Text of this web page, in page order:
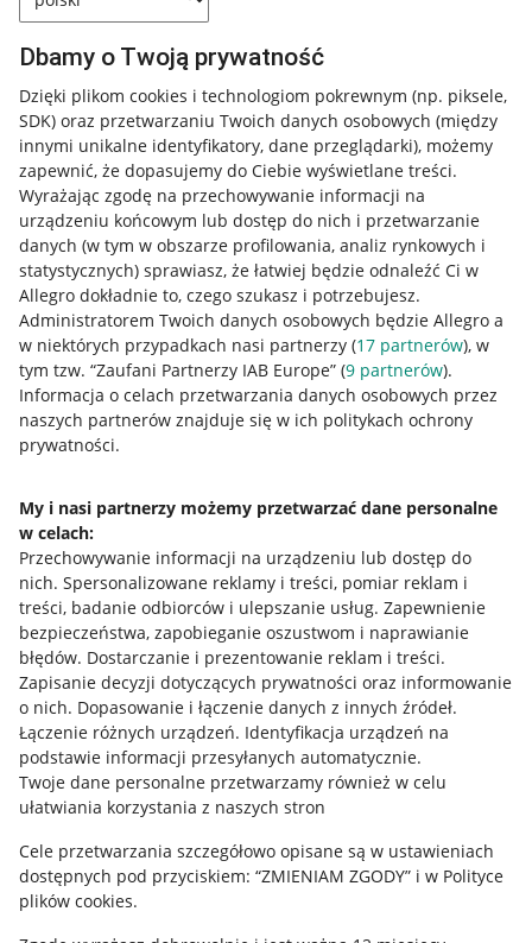
Dbamy o Twoją prywatność
Dzięki plikom cookies i technologiom pokrewnym (np. piksele,
SDK) oraz przetwarzaniu Twoich danych osobowych (między
innymi unikalne identyfikatory, dane przeglądarki), możemy
zapewnić, że dopasujemy do Ciebie wyświetlane treści.
Wyrażając zgodę na przechowywanie informacji na
urządzeniu końcowym lub dostęp do nich i przetwarzanie
danych (w tym w obszarze profilowania, analiz rynkowych i
statystycznych) sprawiasz, że łatwiej będzie odnaleźć Ci w
Allegro dokładnie to, czego szukasz i potrzebujesz.
Administratorem Twoich danych osobowych będzie Allegro a
w niektórych przypadkach nasi partnerzy (17 partnerów), w
tym tzw. “Zaufani Partnerzy IAB Europe” (9 partnerów).
Informacja o celach przetwarzania danych osobowych przez
naszych partnerów znajduje się w ich politykach ochrony
prywatności.
My i nasi partnerzy możemy przetwarzać dane personalne
w celach:
Przechowywanie informacji na urządzeniu lub dostęp do
nich. Spersonalizowane reklamy i treści, pomiar reklam i
treści, badanie odbiorców i ulepszanie usług. Zapewnienie
bezpieczeństwa, zapobieganie oszustwom i naprawianie
błędów. Dostarczanie i prezentowanie reklam i treści.
Zapisanie decyzji dotyczących prywatności oraz informowanie
o nich. Dopasowanie i łączenie danych z innych źródeł.
Łączenie różnych urządzeń. Identyfikacja urządzeń na
podstawie informacji przesyłanych automatycznie.
Twoje dane personalne przetwarzamy również w celu
ułatwiania korzystania z naszych stron
Cele przetwarzania szczegółowo opisane są w ustawieniach
dostępnych pod przyciskiem: “ZMIENIAM ZGODY” i w Polityce
plików cookies.
Przydatne informacje
Jak to działa
Allegro Gadane dla sprzedających
Allegro Gadane dla kupujących
Mapa miejscowości
Informacje prawne
Regulamin
Polityka plików "cookies"
Ustawienia plików "cookies"
Udostępnianie lokalizacji
Informacje dla Aktu o Usługach Cyfrowych